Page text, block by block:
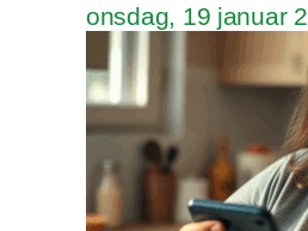
onsdag, 19 januar